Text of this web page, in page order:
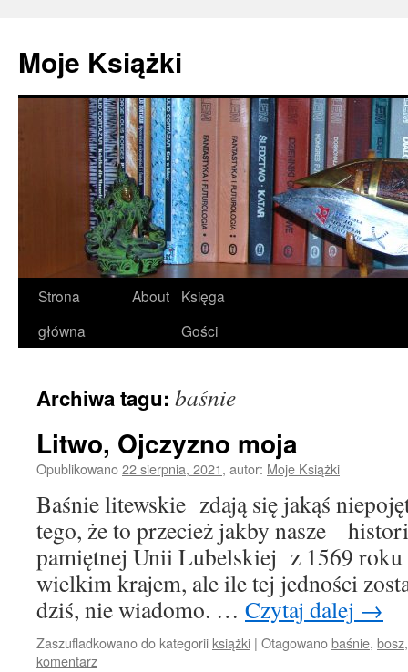
treści
Moje Książki
Strona
główna
About
Księga
Gości
Archiwa tagu: baśnie
Litwo, Ojczyzno moja
Opublikowano22 sierpnia, 2021, autor: Moje Książki
Baśnie litewskie zdają się jakąś
tego, że to przecież jakby nasze
pamiętnej Unii Lubelskiej z 1569
wielkim krajem, ale ile tej jedności
dziś, nie wiadomo. … Czytaj dalej →
Zaszufladkowano do kategorii książki | Otagowanobaśnie, bosz
komentarz